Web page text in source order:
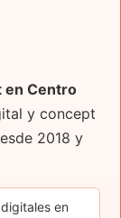
en Centro
y concept
2018 y
en